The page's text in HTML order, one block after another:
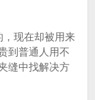
，现在却被用来
到普通人用不
缝中找解决方